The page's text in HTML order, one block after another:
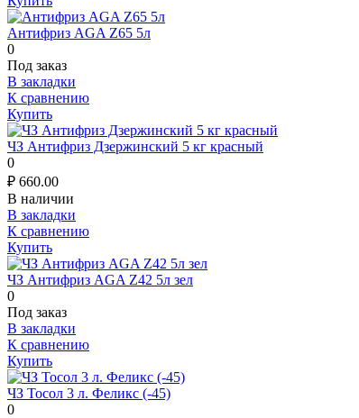
Антифриз AGA Z65 5л
0
Под заказ
В закладки
К сравнению
Купить
ЧЗ Антифриз Дзержинский 5 кг красный
0
₽ 660.00
В наличии
В закладки
К сравнению
Купить
ЧЗ Антифриз AGA Z42 5л зел
0
Под заказ
В закладки
К сравнению
Купить
ЧЗ Тосол 3 л. Феликс (-45)
0